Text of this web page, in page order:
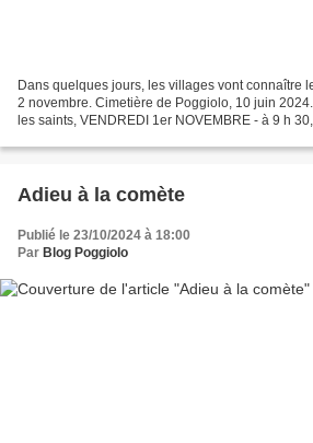
Dans quelques jours, les villages vont connaître
2 novembre. Cimetière de Poggiolo, 10 juin
les saints, VENDREDI 1er NOVEMBRE - à 9 h
Adieu à la comète
Publié le 23/10/2024 à 18:00
Par Blog Poggiolo